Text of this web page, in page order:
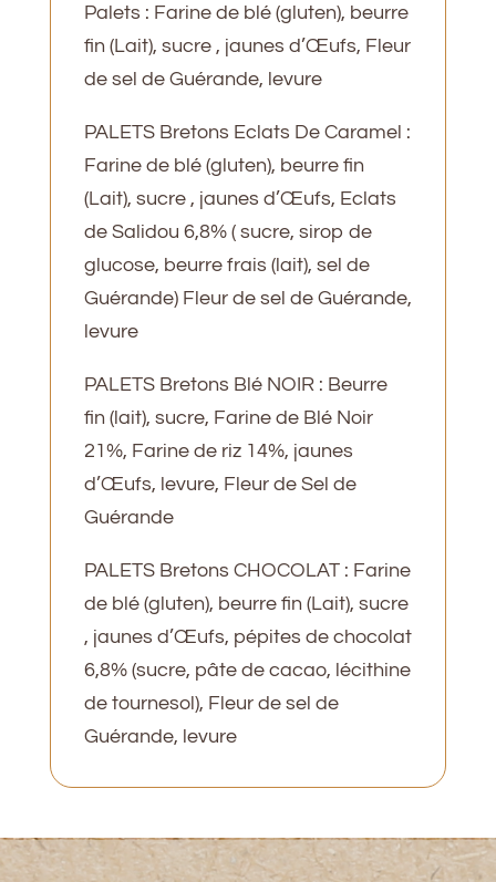
Palets : Farine de blé (gluten), beurre
fin (Lait), sucre , jaunes d’Œufs, Fleur
de sel de Guérande, levure
PALETS Bretons Eclats De Caramel :
Farine de blé (gluten), beurre fin
(Lait), sucre , jaunes d’Œufs, Eclats
de Salidou 6,8% ( sucre, sirop de
glucose, beurre frais (lait), sel de
Guérande) Fleur de sel de Guérande,
levure
PALETS Bretons Blé NOIR : Beurre
fin (lait), sucre, Farine de Blé Noir
21%, Farine de riz 14%, jaunes
d’Œufs, levure, Fleur de Sel de
Guérande
PALETS Bretons CHOCOLAT : Farine
de blé (gluten), beurre fin (Lait), sucre
, jaunes d’Œufs, pépites de chocolat
6,8% (sucre, pâte de cacao, lécithine
de tournesol), Fleur de sel de
Guérande, levure